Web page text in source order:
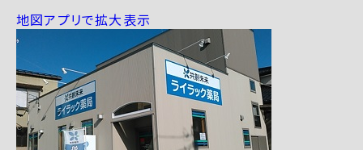
地図アプリで拡大表示